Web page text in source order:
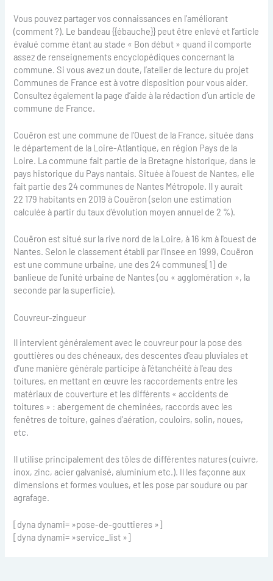
Vous pouvez partager vos connaissances en l’améliorant
(comment ?). Le bandeau {{ébauche}} peut être enlevé et l’article
évalué comme étant au stade « Bon début » quand il comporte
assez de renseignements encyclopédiques concernant la
commune. Si vous avez un doute, l’atelier de lecture du projet
Communes de France est à votre disposition pour vous aider.
Consultez également la page d’aide à la rédaction d’un article de
commune de France.
Couëron est une commune de l'Ouest de la France, située dans
le département de la Loire-Atlantique, en région Pays de la
Loire. La commune fait partie de la Bretagne historique, dans le
pays historique du Pays nantais. Située à l'ouest de Nantes, elle
fait partie des 24 communes de Nantes Métropole. Il y aurait
22 179 habitants en 2019 à Couëron (selon une estimation
calculée à partir du taux d'évolution moyen annuel de 2 %).
Couëron est situé sur la rive nord de la Loire, à 16 km à l'ouest de
Nantes. Selon le classement établi par l'Insee en 1999, Couëron
est une commune urbaine, une des 24 communes[1] de
banlieue de l’unité urbaine de Nantes (ou « agglomération », la
seconde par la superficie).
Couvreur-zingueur
Il intervient généralement avec le couvreur pour la pose des
gouttières ou des chéneaux, des descentes d'eau pluviales et
d'une manière générale participe à l'étanchéité à l'eau des
toitures, en mettant en œuvre les raccordements entre les
matériaux de couverture et les différents « accidents de
toitures » : abergement de cheminées, raccords avec les
fenêtres de toiture, gaines d'aération, couloirs, solin, noues,
etc.
Il utilise principalement des tôles de différentes natures (cuivre,
inox, zinc, acier galvanisé, aluminium etc.). Il les façonne aux
dimensions et formes voulues, et les pose par soudure ou par
agrafage.
[dyna dynami= »pose-de-gouttieres »]
[dyna dynami= »service_list »]